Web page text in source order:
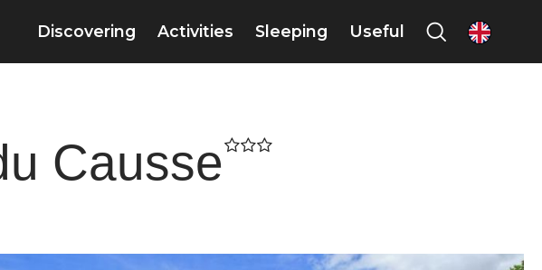
Discovering Activities Sleeping Useful en
Causse